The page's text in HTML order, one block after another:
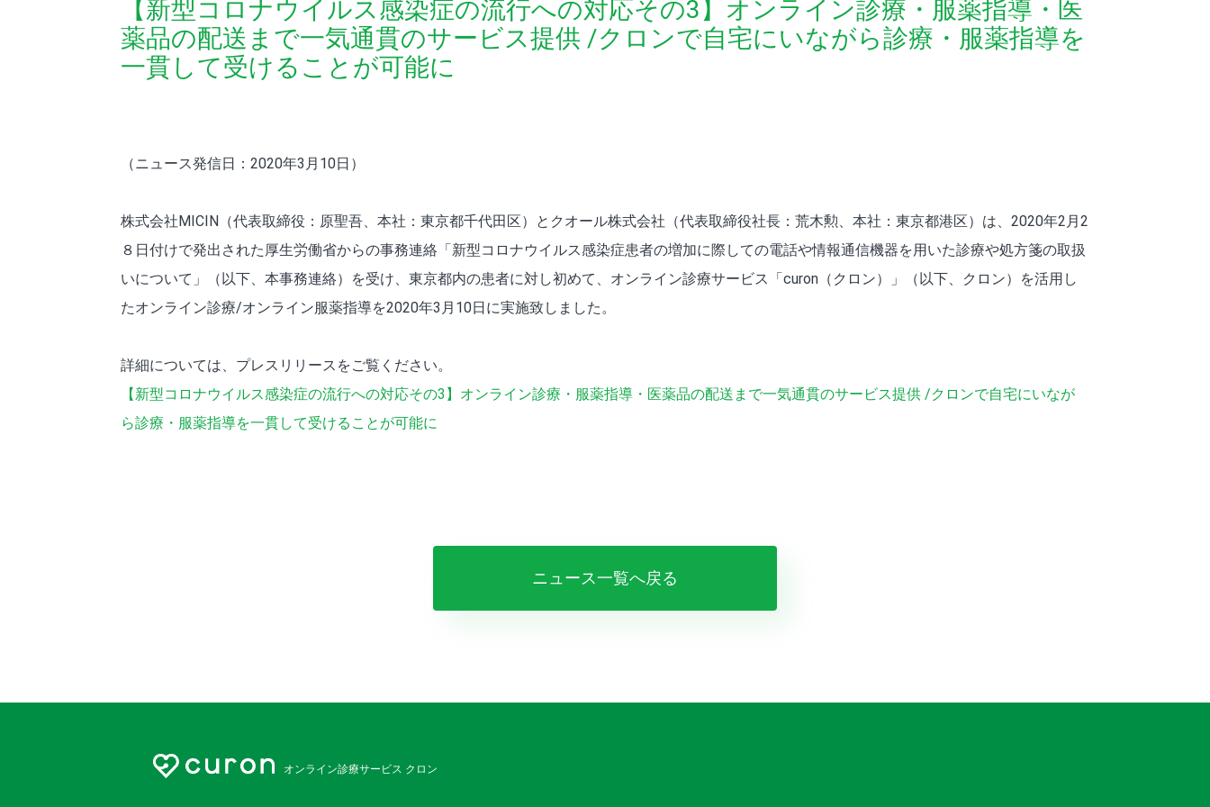
【新型コロナウイルス感染症の流行への対応その3】オンライン診療・服薬指導・医
薬品の配送まで一気通貫のサービス提供 /クロンで自宅にいながら診療・服薬指導を
一貫して受けることが可能に
（ニュース発信日：2020年3月10日）
株式会社MICIN（代表取締役：原聖吾、本社：東京都千代田区）とクオール株式会社（代表取締役社長：荒木勲、本社：東京都港区）は、2020年2月2
８日付けで発出された厚生労働省からの事務連絡「新型コロナウイルス感染症患者の増加に際しての電話や情報通信機器を用いた診療や処方箋の取扱
いについて」（以下、本事務連絡）を受け、東京都内の患者に対し初めて、オンライン診療サービス「curon（クロン）」（以下、クロン）を活用し
たオンライン診療/オンライン服薬指導を2020年3月10日に実施致しました。
詳細については、プレスリリースをご覧ください。
【新型コロナウイルス感染症の流行への対応その3】オンライン診療・服薬指導・医薬品の配送まで一気通貫のサービス提供 /クロンで自宅にいなが
ら診療・服薬指導を一貫して受けることが可能に
ニュース一覧へ戻る
オンライン診療サービス クロン